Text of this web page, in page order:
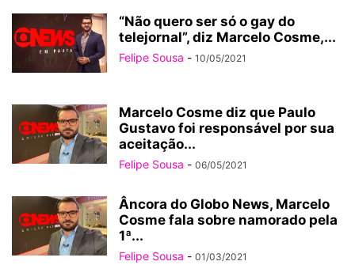
“Não quero ser só o gay do
telejornal”, diz Marcelo Cosme,...
Felipe Sousa - 10/05/2021
Marcelo Cosme diz que Paulo
Gustavo foi responsável por sua
aceitação...
Felipe Sousa - 06/05/2021
Âncora do Globo News, Marcelo
Cosme fala sobre namorado pela
1ª...
Felipe Sousa - 01/03/2021